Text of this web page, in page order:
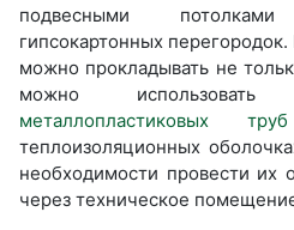
подвесными
гипсокартонных
можно прокладывать не
можно
металлопластиковых труб
теплоизоляционных
необходимости провести их
через техническое